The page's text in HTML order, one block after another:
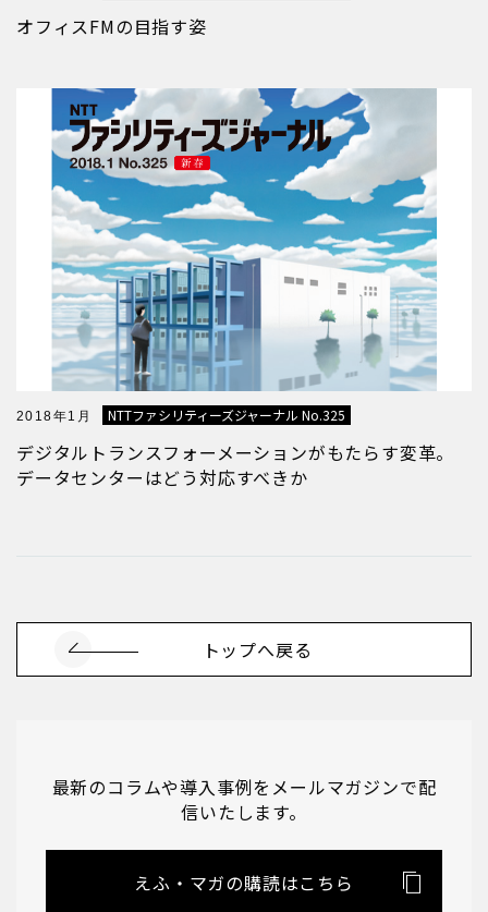
オフィスFMの目指す姿
2018年1月 NTTファシリティーズジャーナル No.325
デジタルトランスフォーメーションがもたらす変革。
データセンターはどう対応すべきか
トップへ戻る
最新のコラムや導入事例をメールマガジンで配
信いたします。
えふ・マガの購読はこちら